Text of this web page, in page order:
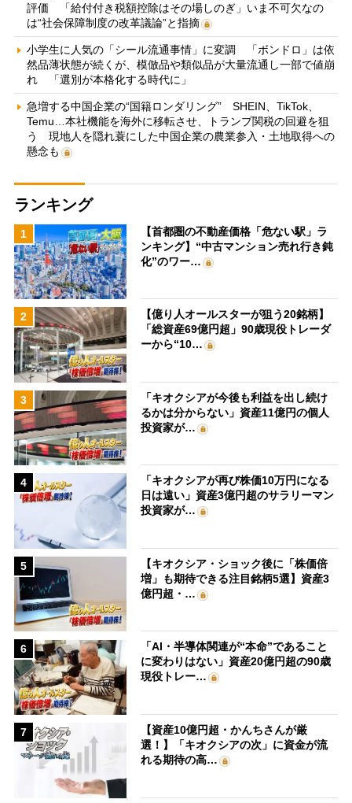
評価 「給付付き税額控除はその場しのぎ」いま不可欠なの
は“社会保障制度の改革議論”と指摘
小学生に人気の「シール流通事情」に変調 「ボンドロ」は依
然品薄状態が続くが、模倣品や類似品が大量流通し一部で値崩
れ 「選別が本格化する時代に」
急増する中国企業の“国籍ロンダリング” SHEIN、TikTok、
Temu…本社機能を海外に移転させ、トランプ関税の回避を狙
う 現地人を隠れ蓑にした中国企業の農業参入・土地取得への
懸念も
ランキング
1
【首都圏の不動産価格「危ない駅」ラ
ンキング】“中古マンション売れ行き鈍
化”のワー…
2
【億り人オールスターが狙う20銘柄】
「総資産69億円超」90歳現役トレーダ
ーから“10…
3
「キオクシアが今後も利益を出し続け
るかは分からない」資産11億円の個人
投資家が…
4
「キオクシアが再び株価10万円になる
日は遠い」資産3億円超のサラリーマン
投資家が…
5
【キオクシア・ショック後に「株価倍
増」も期待できる注目銘柄5選】資産3
億円超・…
6
「AI・半導体関連が“本命”であること
に変わりはない」資産20億円超の90歳
現役トレー…
7
【資産10億円超・かんちさんが厳
選！】「キオクシアの次」に資金が流
れる期待の高…